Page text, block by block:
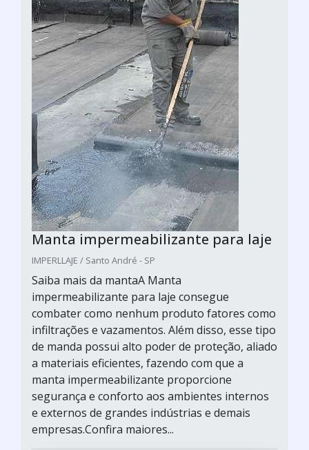
Manta impermeabilizante para laje
IMPERLLAJE / Santo André - SP
Saiba mais da mantaA Manta
impermeabilizante para laje consegue
combater como nenhum produto fatores como
infiltrações e vazamentos. Além disso, esse tipo
de manda possui alto poder de proteção, aliado
a materiais eficientes, fazendo com que a
manta impermeabilizante proporcione
segurança e conforto aos ambientes internos
e externos de grandes indústrias e demais
empresas.Confira maiores...